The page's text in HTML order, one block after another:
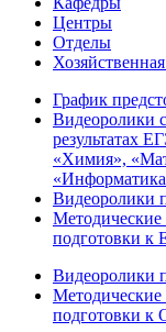
Центры
Отделы
График
Видеоролики
результатах
«Химия»,
Видеоролики
подготовки к
Видеоролики
подготовки к